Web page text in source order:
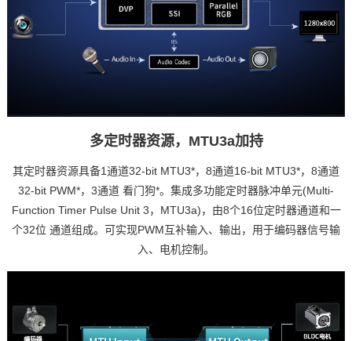
多定时器资源，MTU3a加持
其定时器资源具备1通道32-bit MTU3*，8通道16-bit MTU3*，8通道
32-bit PWM*，3通道 看门狗*。集成多功能定时器脉冲单元(Multi-
Function Timer Pulse Unit 3，MTU3a)，由8个16位定时器通道和一
个32位 通道组成。可实现PWM互补输入、输出，用于编码器信号输
入、电机控制。